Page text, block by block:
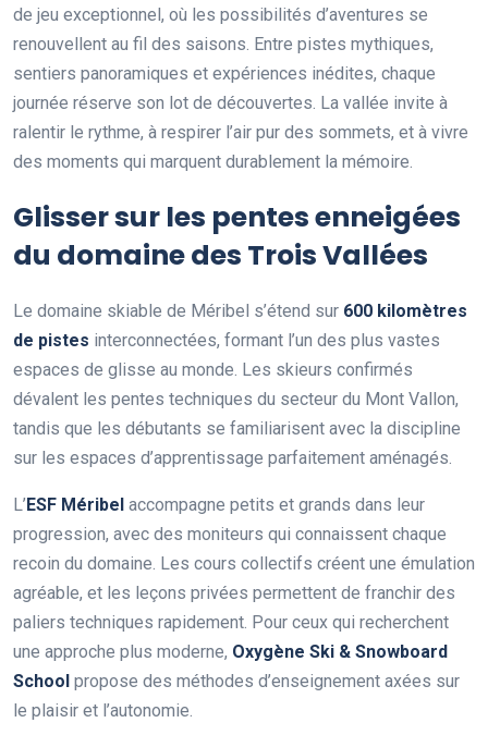
de jeu exceptionnel, où les possibilités d’aventures se
renouvellent au fil des saisons. Entre pistes mythiques,
sentiers panoramiques et expériences inédites, chaque
journée réserve son lot de découvertes. La vallée invite à
ralentir le rythme, à respirer l’air pur des sommets, et à vivre
des moments qui marquent durablement la mémoire.
Glisser sur les pentes enneigées
du domaine des Trois Vallées
Le domaine skiable de Méribel s’étend sur 600 kilomètres
de pistes interconnectées, formant l’un des plus vastes
espaces de glisse au monde. Les skieurs confirmés
dévalent les pentes techniques du secteur du Mont Vallon,
tandis que les débutants se familiarisent avec la discipline
sur les espaces d’apprentissage parfaitement aménagés.
L’ESF Méribel accompagne petits et grands dans leur
progression, avec des moniteurs qui connaissent chaque
recoin du domaine. Les cours collectifs créent une émulation
agréable, et les leçons privées permettent de franchir des
paliers techniques rapidement. Pour ceux qui recherchent
une approche plus moderne, Oxygène Ski & Snowboard
School propose des méthodes d’enseignement axées sur
le plaisir et l’autonomie.